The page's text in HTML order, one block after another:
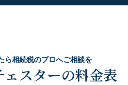
ら相続税のプロへご相談を
スターの料金表